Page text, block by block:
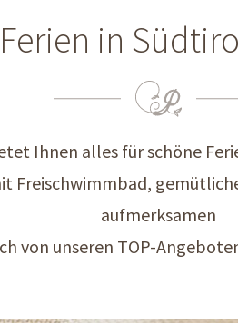
in
Ihnen alles für schöne
aufmerksamen
von unseren TOP-